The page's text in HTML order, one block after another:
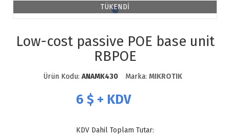
TÜKENDİ
Low-cost passive POE base unit
RBPOE
Ürün Kodu: ANAMK430 Marka: MIKROTIK
6 $ + KDV
KDV Dahil Toplam Tutar: